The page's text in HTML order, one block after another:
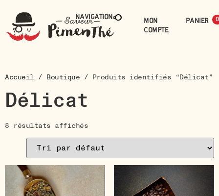
Navigation
Mon
compte
0
0
Accueil / Boutique / Produits identifiés “Délicat”
Délicat
8 résultats affichés